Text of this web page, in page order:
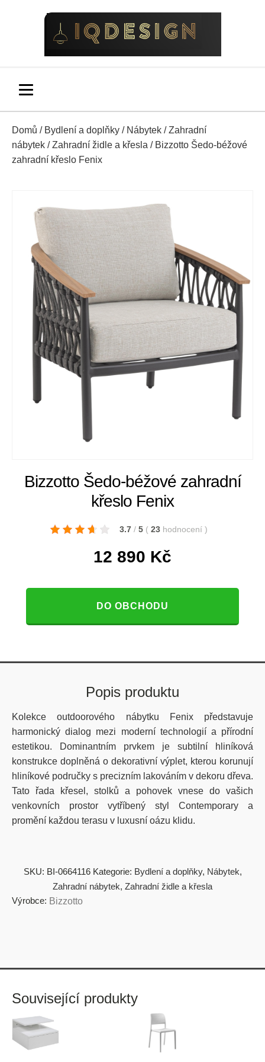
Domů / Bydlení a doplňky / Nábytek /Zahradní
nábytek /Zahradní židle a křesla / Bizzotto Šedo-béžové
zahradní křeslo Fenix
Bizzotto Šedo-béžové zahradní
křeslo Fenix
3.7 / 5 ( 23 hodnocení )
12 890 Kč
DO OBCHODU
Popis produktu
Kolekce outdoorového nábytku Fenix představuje
harmonický dialog mezi moderní technologií a přírodní
estetikou. Dominantním prvkem je subtilní hliníková
konstrukce doplněná o dekorativní výplet, kterou korunují
hliníkové područky s precizním lakováním v dekoru dřeva.
Tato řada křesel, stolků a pohovek vnese do vašich
venkovních prostor vytříbený styl Contemporary a
promění každou terasu v luxusní oázu klidu.
SKU: BI-0664116 Kategorie: Bydlení a doplňky, Nábytek,
Zahradní nábytek, Zahradní židle a křesla
Výrobce: Bizzotto
Související produkty